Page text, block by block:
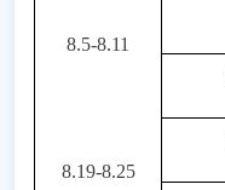
8.5-8.11
8.19-8.25